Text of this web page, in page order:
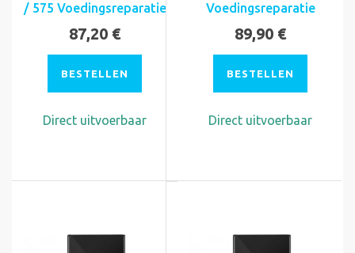
/ 575 Voedingsreparatie
87,20 €
BESTELLEN
Direct uitvoerbaar
Voedingsreparatie
89,90 €
BESTELLEN
Direct uitvoerbaar